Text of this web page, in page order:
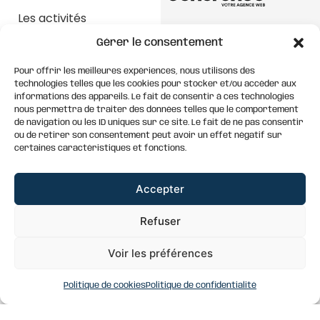
Gérer le consentement
Pour offrir les meilleures expériences, nous utilisons des
technologies telles que les cookies pour stocker et/ou accéder aux
informations des appareils. Le fait de consentir à ces technologies
nous permettra de traiter des données telles que le comportement
de navigation ou les ID uniques sur ce site. Le fait de ne pas consentir
ou de retirer son consentement peut avoir un effet négatif sur
certaines caractéristiques et fonctions.
Accepter
Refuser
Voir les préférences
Politique de cookiesPolitique de confidentialité
Les activités
CGV
Mentions légales
Plan du site